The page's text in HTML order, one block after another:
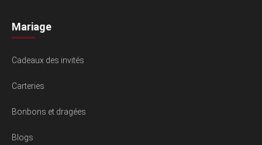
Mariage
Cadeaux des invités
Carteries
Bonbons et dragées
Blogs